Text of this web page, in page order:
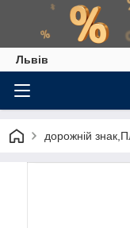
Львів
дорожній